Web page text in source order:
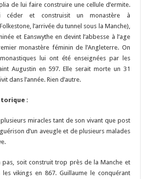
de lui faire construire une cellule d’ermite.
et construisit un monastère à
l’arrivée du tunnel sous la Manche),
et Eanswythe en devint l’abbesse à l’age
monastère féminin de l’Angleterre. On
lui ont été enseignées par les
Augustin en 597. Elle serait morte un 31
dans l’année. Rien d’autre.
:
miracles tant de son vivant que post
d’un aveugle et de plusieurs malades
pas, soit construit trop près de la Manche et
les vikings en 867. Guillaume le conquérant